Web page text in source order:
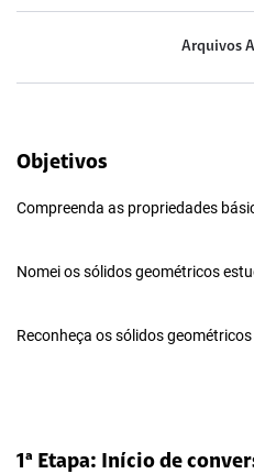
Arquivos
Objetivos
Compreenda as propriedades
Nomei os sólidos geométricos
Reconheça os sólidos
1ª Etapa: Início de